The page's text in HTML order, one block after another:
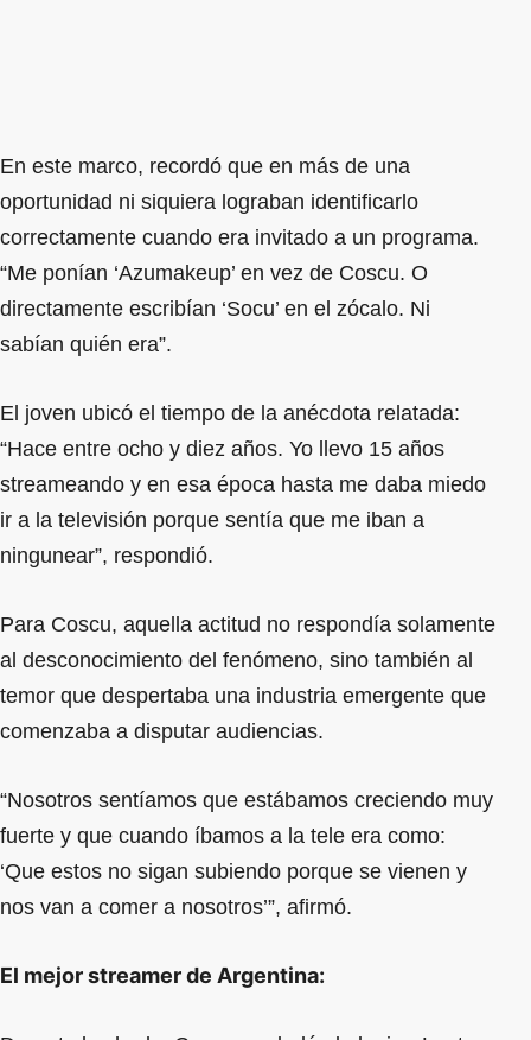
En este marco, recordó que en más de una
oportunidad ni siquiera lograban identificarlo
correctamente cuando era invitado a un programa.
“Me ponían ‘Azumakeup’ en vez de Coscu. O
directamente escribían ‘Socu’ en el zócalo. Ni
sabían quién era”.
El joven ubicó el tiempo de la anécdota relatada:
“Hace entre ocho y diez años. Yo llevo 15 años
streameando y en esa época hasta me daba miedo
ir a la televisión porque sentía que me iban a
ningunear”, respondió.
Para Coscu, aquella actitud no respondía solamente
al desconocimiento del fenómeno, sino también al
temor que despertaba una industria emergente que
comenzaba a disputar audiencias.
“Nosotros sentíamos que estábamos creciendo muy
fuerte y que cuando íbamos a la tele era como:
‘Que estos no sigan subiendo porque se vienen y
nos van a comer a nosotros’”, afirmó.
El mejor streamer de Argentina: